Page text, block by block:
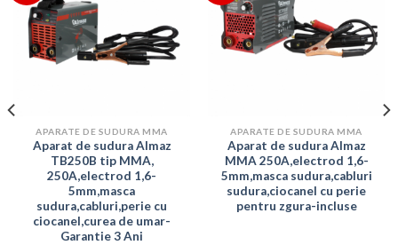
APARATE DE SUDURA MMA
Aparat de sudura Almaz
TB250B tip MMA,
250A,electrod 1,6-
5mm,masca
sudura,cabluri,perie cu
ciocanel,curea de umar-
Garantie 3 Ani
APARATE DE SUDURA MMA
Aparat de sudura Almaz
MMA 250A,electrod 1,6-
5mm,masca sudura,cabluri
sudura,ciocanel cu perie
pentru zgura-incluse